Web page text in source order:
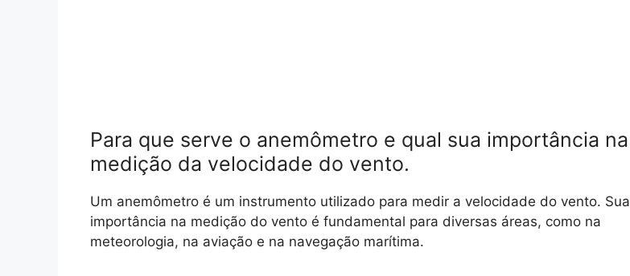
Para que serve o anemômetro e qual sua importância na
medição da velocidade do vento.
Um anemômetro é um instrumento utilizado para medir a velocidade do vento. Sua
importância na medição do vento é fundamental para diversas áreas, como na
meteorologia, na aviação e na navegação marítima.